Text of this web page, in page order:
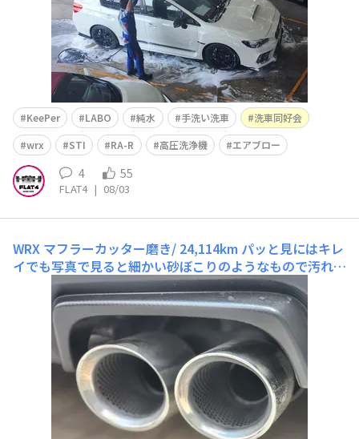
KeePer LABO 純水 手洗い洗車
洗車同好会
wrx
STI RA-R 高圧洗浄機 エアブロー
4 55
FLAT4 | 08/03
WRX マフラーカッター磨き/ 24,114km パッと見にはキレ
イでも写真で見ると細かい砂ぼこりのようなもので汚れて
いて艶が曇っているのがわかります今回はこちらのMirax
ポリッシングコート鏡面仕上剤を使用しますくっきりスッ
キリキレイになりました鏡面仕上げで顔が写る程になりま
したマフラーの中は掃除してないんですけど、煤などはほ
とんどついていないで